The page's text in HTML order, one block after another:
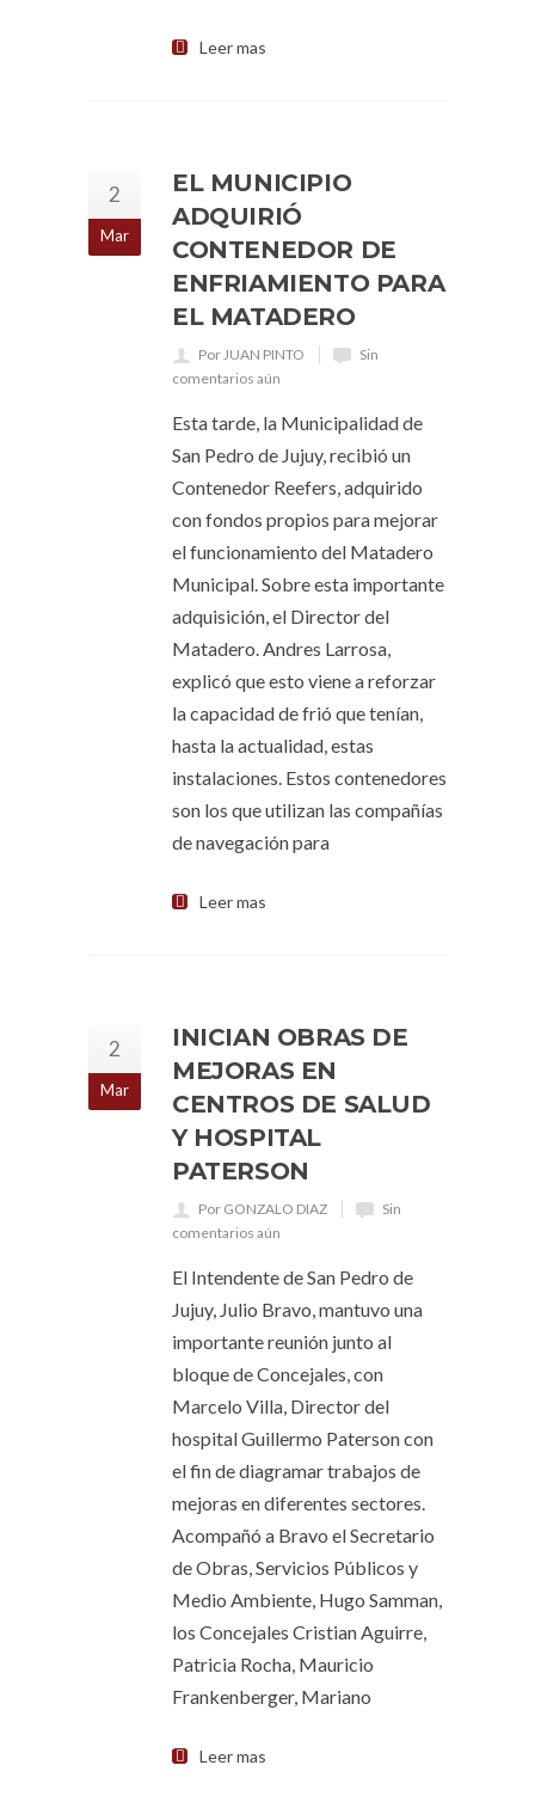
Leer mas
2
Mar
EL MUNICIPIO
ADQUIRIÓ
CONTENEDOR DE
ENFRIAMIENTO PARA
EL MATADERO
Por JUAN PINTO
Sin
comentarios aún
Esta tarde, la Municipalidad de
San Pedro de Jujuy, recibió un
Contenedor Reefers, adquirido
con fondos propios para mejorar
el funcionamiento del Matadero
Municipal. Sobre esta importante
adquisición, el Director del
Matadero. Andres Larrosa,
explicó que esto viene a reforzar
la capacidad de frió que tenían,
hasta la actualidad, estas
instalaciones. Estos contenedores
son los que utilizan las compañías
de navegación para
Leer mas
2
Mar
INICIAN OBRAS DE
MEJORAS EN
CENTROS DE SALUD
Y HOSPITAL
PATERSON
Por GONZALO DIAZ
Sin
comentarios aún
El Intendente de San Pedro de
Jujuy, Julio Bravo, mantuvo una
importante reunión junto al
bloque de Concejales, con
Marcelo Villa, Director del
hospital Guillermo Paterson con
el fin de diagramar trabajos de
mejoras en diferentes sectores.
Acompañó a Bravo el Secretario
de Obras, Servicios Públicos y
Medio Ambiente, Hugo Samman,
los Concejales Cristian Aguirre,
Patricia Rocha, Mauricio
Frankenberger, Mariano
Leer mas